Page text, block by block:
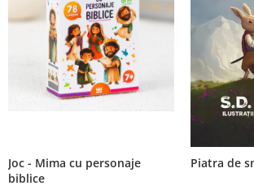
Joc - Mima cu personaje
biblice
Piatra de